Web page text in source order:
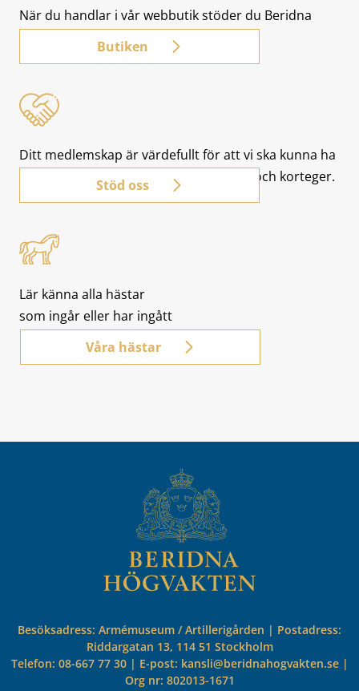
När du handlar i vår webbutik stöder du Beridna
Högvaktens verksamhet.
Butiken
Ditt medlemskap är värdefullt för att vi ska kunna ha
kvar hästarna vid beridna vaktparader och korteger.
Stöd oss
Lär känna alla hästar
som ingår eller har ingått
i de beridna vaktparaderna.
Våra hästar
Besöksadress: Armémuseum / Artillerigården | Postadress:
Riddargatan 13, 114 51 Stockholm
Telefon: 08-667 77 30 | E-post: kansli@beridnahogvakten.se |
Org nr: 802013-1671